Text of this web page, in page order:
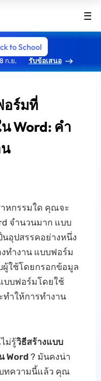
to School
ก.ย. รับข้อเสนอ
อร์มที่
Word: คำ
หกรรมใด คุณจะ
จำนวนมาก แบบ
อุปสรรคอย่างหนึ่ง
ทำงาน แบบฟอร์ม
ผู้ใช้โดยกรอกข้อมูล
บบฟอร์มโดยใช้
ำให้การทำงาน
ม่รู้วิธีสร้างแบบ
Word ? มันคงน่า
ทความนี้แล้ว คุณ